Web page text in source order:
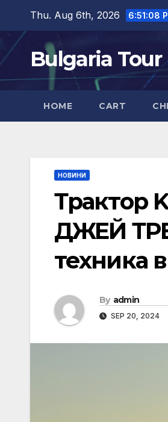
content
Thu. Aug 6th, 2026 6:51:09
Bulgaria Tour
HOME CART
НОВИНИ
Трактор
ДЖЕЙ
техника
By admin
SEP 20, 2024